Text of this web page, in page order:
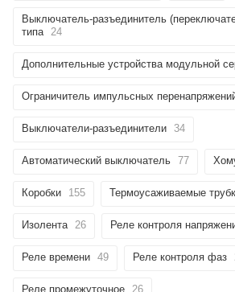
Выключатель-разъединитель
типа 24
Дополнительные устройства модульной
Ограничитель импульсных
Выключатели-разъединители 34
Автоматический выключатель 77
Коробки 155 Термоусаживаемые
Изолента 26 Реле контроля
Реле времени 49 Реле контроля фаз
Реле промежуточное 26